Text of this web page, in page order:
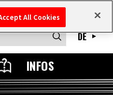
INFOS
DE
All Cookies